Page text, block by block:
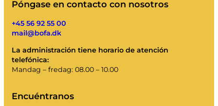
Póngase en contacto con nosotros
+45 56 92 55 00
mail@bofa.dk
La administración tiene horario de atención
telefónica:
Mandag – fredag: 08.00 – 10.00
Encuéntranos